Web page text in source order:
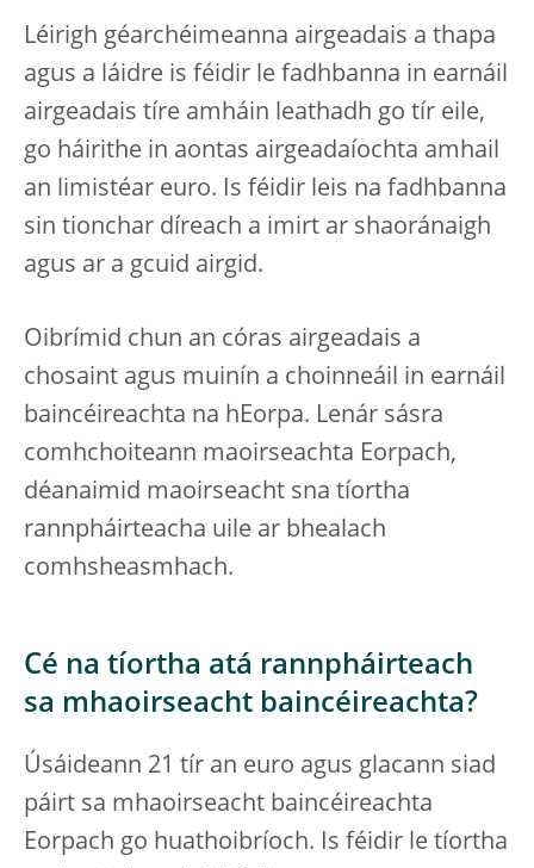
Léirigh géarchéimeanna airgeadais a thapa
agus a láidre is féidir le fadhbanna in earnáil
airgeadais tíre amháin leathadh go tír eile,
go háirithe in aontas airgeadaíochta amhail
an limistéar euro. Is féidir leis na fadhbanna
sin tionchar díreach a imirt ar shaoránaigh
agus ar a gcuid airgid.
Oibrímid chun an córas airgeadais a
chosaint agus muinín a choinneáil in earnáil
baincéireachta na hEorpa. Lenár sásra
comhchoiteann maoirseachta Eorpach,
déanaimid maoirseacht sna tíortha
rannpháirteacha uile ar bhealach
comhsheasmhach.
Cé na tíortha atá rannpháirteach
sa mhaoirseacht baincéireachta?
Úsáideann 21 tír an euro agus glacann siad
páirt sa mhaoirseacht baincéireachta
Eorpach go huathoibríoch. Is féidir le tíortha